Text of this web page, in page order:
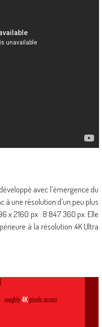
avec l’émergence du
une résolution d’un peu plus
x 2160 px : 8 847 360 px. Elle
à la résolution 4K Ultra